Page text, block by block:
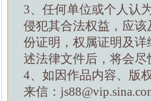
3、任何单位或个人认
侵犯其合法权益，应
份证明，权属证明及
述法律文件后，将会
4、如因作品内容、版
来信：